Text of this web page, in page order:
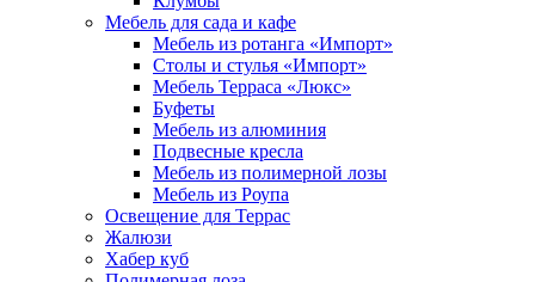
Мебель для сада и кафе
Мебель из ротанга «Импорт»
Столы и стулья «Импорт»
Мебель Терраса «Люкс»
Буфеты
Мебель из алюминия
Подвесные кресла
Мебель из полимерной лозы
Мебель из Роупа
Освещение для Террас
Жалюзи
Хабер куб